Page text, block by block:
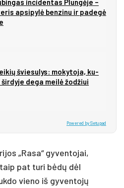
in­ci­den­tas Plun­gė­je –
ap­si­py­lė ben­zi­nu ir pa­de­gė
švie­su­lys: mo­ky­to­ja, ku­
de­ga mei­lė žo­džiui
Powered by Setupad
„Rasa“ gyventojai,
pat turi bėdų dėl
vieno iš gyventojų